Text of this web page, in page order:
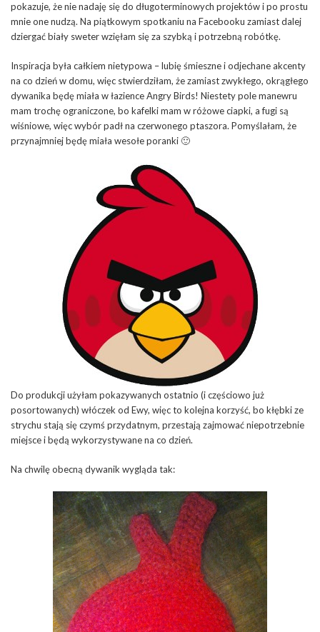
pokazuje, że nie nadaję się do długoterminowych projektów i po prostu
mnie one nudzą. Na piątkowym spotkaniu na Facebooku zamiast dalej
dziergać biały sweter wzięłam się za szybką i potrzebną robótkę.
Inspiracja była całkiem nietypowa – lubię śmieszne i odjechane akcenty
na co dzień w domu, więc stwierdziłam, że zamiast zwykłego, okrągłego
dywanika będę miała w łazience Angry Birds! Niestety pole manewru
mam trochę ograniczone, bo kafelki mam w różowe ciapki, a fugi są
wiśniowe, więc wybór padł na czerwonego ptaszora. Pomyślałam, że
przynajmniej będę miała wesołe poranki 🙂
Do produkcji użyłam pokazywanych ostatnio (i częściowo już
posortowanych) włóczek od Ewy, więc to kolejna korzyść, bo kłębki ze
strychu stają się czymś przydatnym, przestają zajmować niepotrzebnie
miejsce i będą wykorzystywane na co dzień.
Na chwilę obecną dywanik wygląda tak: